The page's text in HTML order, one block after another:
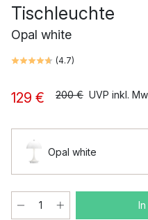
Tischleuchte
Opal white
(4.7)
129 € 200 € UVP inkl.
Opal white